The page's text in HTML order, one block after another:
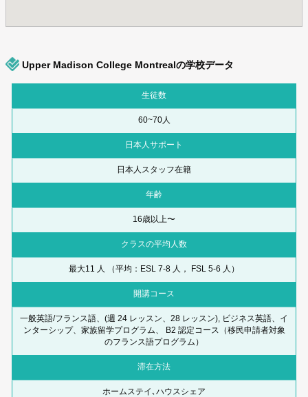
Upper Madison College Montrealの学校データ
生徒数
60~70人
日本人サポート
日本人スタッフ在籍
年齢
16歳以上〜
クラスの平均人数
最大11 人 （平均：ESL 7-8 人， FSL 5-6 人）
開講コース
一般英語/フランス語、(週 24 レッスン、28 レッスン), ビジネス英語、イ
ンターシップ、家族留学プログラム、 B2 認定コース（移民申請者対象
のフランス語プログラム）
滞在方法
ホームステイ､ハウスシェア